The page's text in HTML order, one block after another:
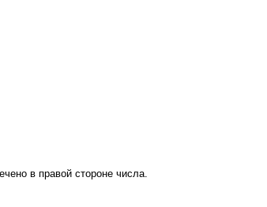
в правой стороне числа.